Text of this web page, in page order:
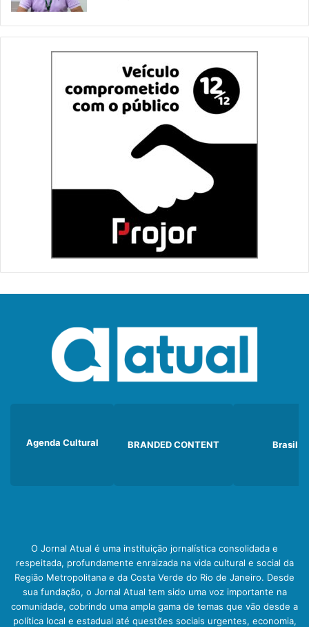
Agenda Cultural BRANDED CONTENT Brasil
O Jornal Atual é uma instituição jornalística consolidada e
respeitada, profundamente enraizada na vida cultural e social da
Região Metropolitana e da Costa Verde do Rio de Janeiro. Desde
sua fundação, o Jornal Atual tem sido uma voz importante na
comunidade, cobrindo uma ampla gama de temas que vão desde a
política local e estadual até questões sociais urgentes, economia,